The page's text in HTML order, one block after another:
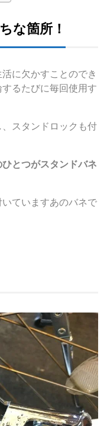
な箇所！
に欠かすことのでき
るたびに毎回使用す
スタンドロックも付
とつがスタンドバネ
ていますあのバネで